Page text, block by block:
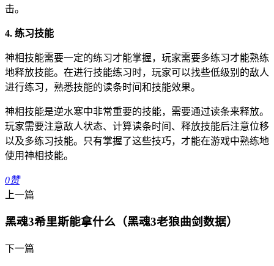
击。
4. 练习技能
神相技能需要一定的练习才能掌握，玩家需要多练习才能熟练
地释放技能。在进行技能练习时，玩家可以找些低级别的敌人
进行练习，熟悉技能的读条时间和技能效果。
神相技能是逆水寒中非常重要的技能，需要通过读条来释放。
玩家需要注意敌人状态、计算读条时间、释放技能后注意位移
以及多练习技能。只有掌握了这些技巧，才能在游戏中熟练地
使用神相技能。
0赞
上一篇
黑魂3希里斯能拿什么（黑魂3老狼曲剑数据）
下一篇